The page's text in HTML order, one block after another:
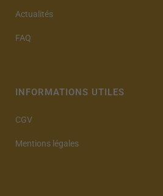
Actualités
FAQ
INFORMATIONS UTILES
CGV
Mentions légales